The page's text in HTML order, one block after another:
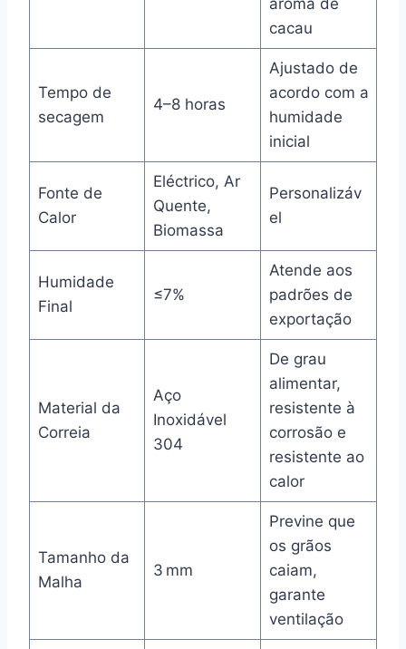
aroma de
cacau
Tempo de
secagem
4–8 horas
Ajustado de
acordo com a
humidade
inicial
Fonte de
Calor
Eléctrico, Ar
Quente,
Biomassa
Personalizáv
el
Humidade
Final
≤7%
Atende aos
padrões de
exportação
Material da
Correia
Aço
Inoxidável
304
De grau
alimentar,
resistente à
corrosão e
resistente ao
calor
Tamanho da
Malha
3 mm
Previne que
os grãos
caiam,
garante
ventilação